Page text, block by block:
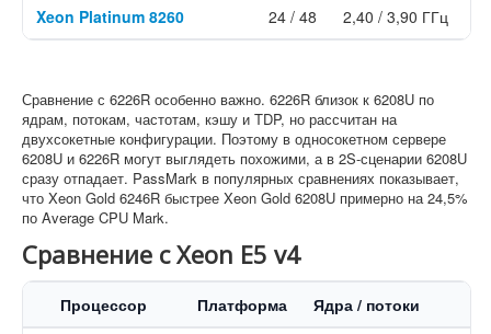
Xeon Platinum 8260 24 / 48 2,40 / 3,90 ГГц
Сравнение с 6226R особенно важно. 6226R близок к 6208U по
ядрам, потокам, частотам, кэшу и TDP, но рассчитан на
двухсокетные конфигурации. Поэтому в односокетном сервере
6208U и 6226R могут выглядеть похожими, а в 2S-сценарии 6208U
сразу отпадает. PassMark в популярных сравнениях показывает,
что Xeon Gold 6246R быстрее Xeon Gold 6208U примерно на 24,5%
по Average CPU Mark.
Сравнение с Xeon E5 v4
Процессор Платформа Ядра / потоки